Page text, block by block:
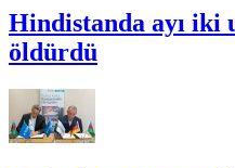
Hindistanda ayı iki
öldürdü